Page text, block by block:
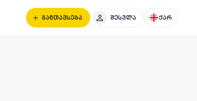
განთავსება შესვლა ქარ